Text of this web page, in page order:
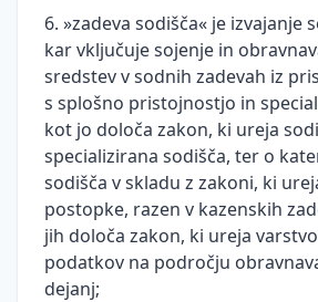
6. »zadeva sodišča« je izvajanje
kar vključuje sojenje in
sredstev v sodnih zadevah iz
s splošno pristojnostjo in
kot jo določa zakon, ki ureja
specializirana sodišča, ter o
sodišča v skladu z zakoni, ki
postopke, razen v kazenskih
jih določa zakon, ki ureja
podatkov na področju
dejanj;